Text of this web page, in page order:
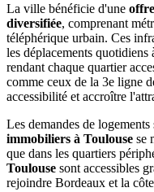
La ville bénéficie d'une
diversifiée, comprenant
téléphérique urbain. Ces
les déplacements
rendant chaque quartier
comme ceux de la 3e ligne
accessibilité et accroître
Les demandes de
immobiliers à Toulouse se
que dans les quartiers
Toulouse sont accessibles
rejoindre Bordeaux et la